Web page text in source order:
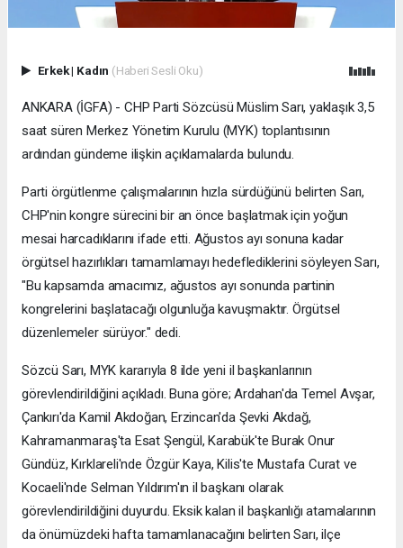
Erkek| Kadın (Haberi Sesli Oku)
ANKARA (İGFA) - CHP Parti Sözcüsü Müslim Sarı, yaklaşık 3,5
saat süren Merkez Yönetim Kurulu (MYK) toplantısının
ardından gündeme ilişkin açıklamalarda bulundu.
Parti örgütlenme çalışmalarının hızla sürdüğünü belirten Sarı,
CHP'nin kongre sürecini bir an önce başlatmak için yoğun
mesai harcadıklarını ifade etti. Ağustos ayı sonuna kadar
örgütsel hazırlıkları tamamlamayı hedeflediklerini söyleyen Sarı,
"Bu kapsamda amacımız, ağustos ayı sonunda partinin
kongrelerini başlatacağı olgunluğa kavuşmaktır. Örgütsel
düzenlemeler sürüyor." dedi.
Sözcü Sarı, MYK kararıyla 8 ilde yeni il başkanlarının
görevlendirildiğini açıkladı. Buna göre; Ardahan'da Temel Avşar,
Çankırı'da Kamil Akdoğan, Erzincan'da Şevki Akdağ,
Kahramanmaraş'ta Esat Şengül, Karabük'te Burak Onur
Gündüz, Kırklareli'nde Özgür Kaya, Kilis'te Mustafa Curat ve
Kocaeli'nde Selman Yıldırım'ın il başkanı olarak
görevlendirildiğini duyurdu. Eksik kalan il başkanlığı atamalarının
da önümüzdeki hafta tamamlanacağını belirten Sarı, ilçe